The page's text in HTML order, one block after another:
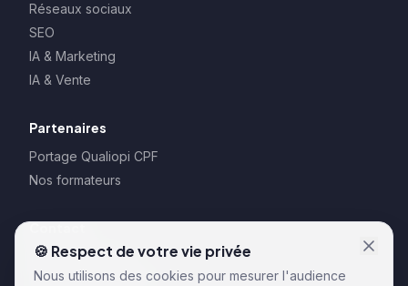
Réseaux sociaux
SEO
IA & Marketing
IA & Vente
Partenaires
Portage Qualiopi CPF
Nos formateurs
128 rue la Boétie
75008 Paris – France
🍪 Respect de votre vie privée
Nous utilisons des cookies pour mesurer l'audience